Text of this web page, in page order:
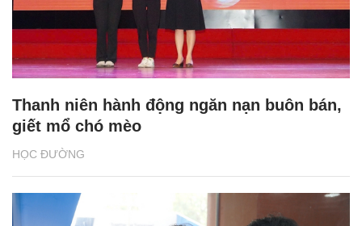
HỌC ĐƯỜNG
Thanh niên hành động ngăn nạn buôn bán,
giết mổ chó mèo